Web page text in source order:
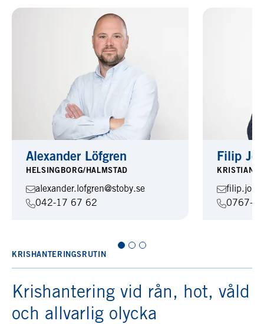
Alexander Löfgren
HELSINGBORG/HALMSTAD
alexander.lofgren@stoby.se
042-17 67 62
Filip
0767-
KRISHANTERINGSRUTIN
Krishantering vid rån, hot, våld
och allvarlig olycka